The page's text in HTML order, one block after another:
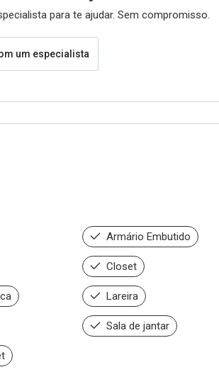
para te ajudar. Sem compromisso.
um especialista
Armário Embutido
Closet
Lareira
Sala de jantar